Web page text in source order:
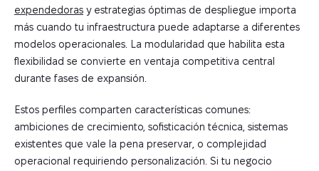
expendedoras y estrategias óptimas de despliegue importa
más cuando tu infraestructura puede adaptarse a diferentes
modelos operacionales. La modularidad que habilita esta
flexibilidad se convierte en ventaja competitiva central
durante fases de expansión.
Estos perfiles comparten características comunes:
ambiciones de crecimiento, sofisticación técnica, sistemas
existentes que vale la pena preservar, o complejidad
operacional requiriendo personalización. Si tu negocio